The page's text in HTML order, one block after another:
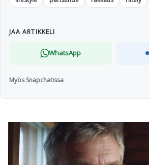
JAA ARTIKKELI
WhatsApp
Myös Snapchatissa